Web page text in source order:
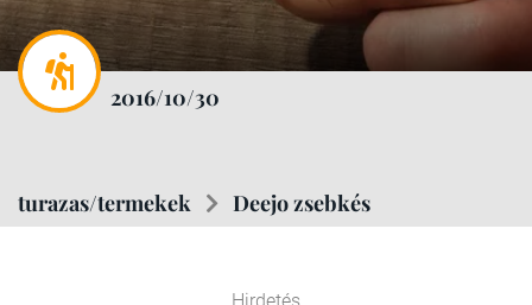
2016/10/30
turazas/termekek Deejo zsebkés